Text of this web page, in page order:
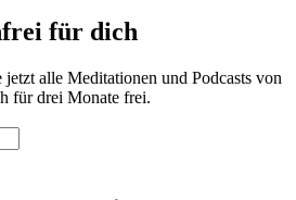
für dich
alle Meditationen und Podcasts von
für drei Monate frei.